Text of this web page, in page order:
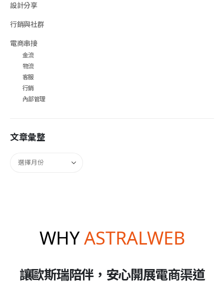
設計分享
行銷與社群
電商串接
金流
物流
客服
行銷
內部管理
文章彙整
WHYASTRALWEB
讓歐斯瑞陪伴，安心開展電商渠道